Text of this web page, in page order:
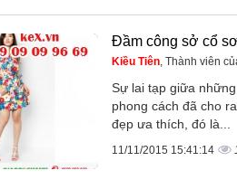
Đầm công sở cổ
Kiều Tiên , Thành viên
Sự lai tạp giữa
phong cách đã cho
đẹp ưa thích, đó là...
11/11/2015 15:41:14